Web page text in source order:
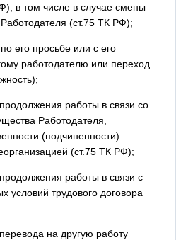
в том числе в случае смены
(ст.75 ТК РФ);
его просьбе или с его
работодателю или переход
работы в связи со
Работодателя,
(подчиненности)
(ст.75 ТК РФ);
работы в связи с
условий трудового договора
на другую работу